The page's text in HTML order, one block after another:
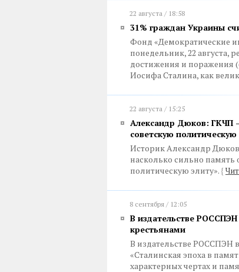
22 августа / 18:58
31% граждан Украины
Фонд «Демократические
понедельник, 22 августа,
достижения и поражения
Иосифа Сталина, как
22 августа / 15:25
Александр Дюков: ГКЧП
советскую политическую
Историк Александр
насколько сильно память
политическую элиту». {
8 сентября / 12:05
В издательстве
крестьянами
В издательстве РОССПЭН
«Сталинская эпоха в
характерных чертах и